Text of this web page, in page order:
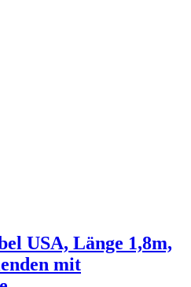
USA, Länge 1,8m,
mit